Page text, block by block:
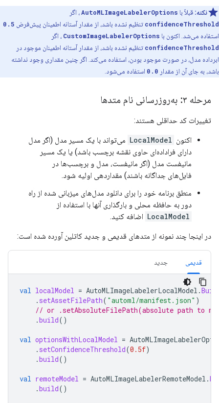
نکته: قبلاً با AutoMLImageLabelerOptions، اگر
confidenceThreshold تنظیم نشده باشد، از مقدار آستانه اطمینان پیش‌فرض 0.5
استفاده می‌شد. اکنون با CustomImageLabelerOptions ، اگر
confidenceThreshold تنظیم نشده باشد، از مقدار آستانه اطمینان موجود در
ابرداده مدل، در صورت موجود بودن، استفاده می‌کند. اگر چنین مقداری وجود نداشته
باشد، به جای آن از مقدار 0.0 استفاده می‌شود.
مرحله ۳: به‌روزرسانی نام متدها
تغییرات کد حداقلی هستند:
اکنون LocalModel می‌تواند با یک مسیر مدل (اگر مدل
دارای فراداده‌ای حاوی نقشه برچسب باشد) یا یک مسیر
مانیفست مدل (اگر مانیفست، مدل و برچسب‌ها در
فایل‌های جداگانه باشند) مقداردهی اولیه شود.
منطق برنامه خود را برای دانلود مدل‌های میزبانی شده از راه
دور به حافظه محلی و بارگذاری آنها با استفاده از
LocalModel اضافه کنید.
در اینجا چند نمونه از متدهای قدیمی و جدید کاتلین آورده شده است:
قدیمی جدید
val localModel = AutoMLImageLabelerLocalModel .
. setAssetFilePath( "automl/manifest.json" )
// or .setAbsoluteFilePath(absolute path to
.build()
val optionsWithLocalModel =
. setConfidenceThreshold(0.5f)
.build()
val remoteModel = AutoMLImageLabelerRemoteModel .
.build()